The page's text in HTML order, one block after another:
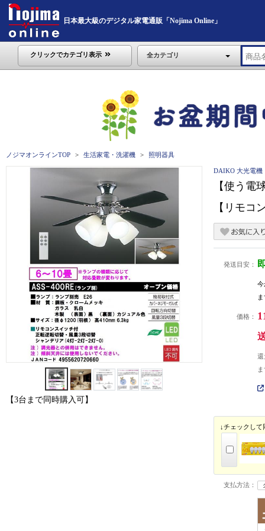
日本最大級のデジタル家電通販「Nojima Online」
クリックでカテゴリ表示 全カテゴリ
ノジマオンラインTOP 生活家電・洗濯機 照明器具
【3台まで同時購入可】
DAIKO 大光電機
【使う電
【リモコ
発送目安：
価格：
還
↓チェックして
支払方法：